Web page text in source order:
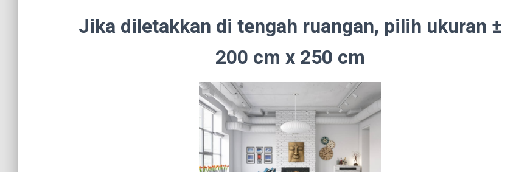
Jika diletakkan di tengah ruangan, pilih ukuran ±
200 cm x 250 cm